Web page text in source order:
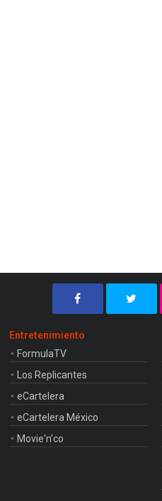
Entretenimiento
FormulaTV
Los Replicantes
eCartelera
eCartelera México
Movie'n'co